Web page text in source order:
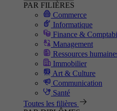
PAR FILIÈRES
Commerce
Informatique
Finance &
Management
Ressources
Immobilier
Art & Culture
Communication
Santé
Toutes les filières